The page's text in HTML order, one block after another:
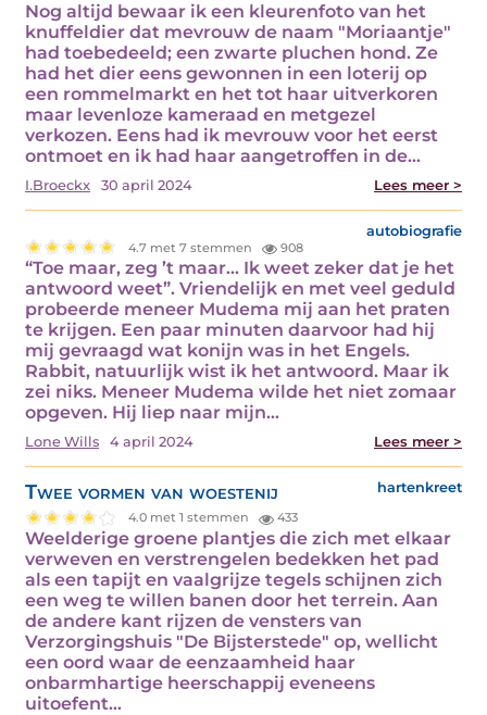
Nog altijd bewaar ik een kleurenfoto van het
knuffeldier dat mevrouw de naam "Moriaantje"
had toebedeeld; een zwarte pluchen hond. Ze
had het dier eens gewonnen in een loterij op
een rommelmarkt en het tot haar uitverkoren
maar levenloze kameraad en metgezel
verkozen. Eens had ik mevrouw voor het eerst
ontmoet en ik had haar aangetroffen in de…
I.Broeckx 30 april 2024 Lees meer >
autobiografie
4.7 met 7 stemmen 908
“Toe maar, zeg ’t maar… Ik weet zeker dat je het
antwoord weet”. Vriendelijk en met veel geduld
probeerde meneer Mudema mij aan het praten
te krijgen. Een paar minuten daarvoor had hij
mij gevraagd wat konijn was in het Engels.
Rabbit, natuurlijk wist ik het antwoord. Maar ik
zei niks. Meneer Mudema wilde het niet zomaar
opgeven. Hij liep naar mijn…
Lone Wills 4 april 2024 Lees meer >
Twee vormen van woestenij hartenkreet
4.0 met 1 stemmen 433
Weelderige groene plantjes die zich met elkaar
verweven en verstrengelen bedekken het pad
als een tapijt en vaalgrijze tegels schijnen zich
een weg te willen banen door het terrein. Aan
de andere kant rijzen de vensters van
Verzorgingshuis "De Bijsterstede" op, wellicht
een oord waar de eenzaamheid haar
onbarmhartige heerschappij eveneens
uitoefent…